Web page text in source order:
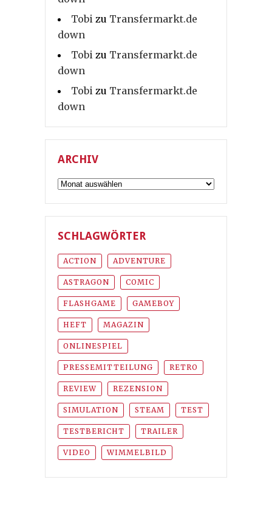
Tobi zu Transfermarkt.de
down
Tobi zu Transfermarkt.de
down
Tobi zu Transfermarkt.de
down
ARCHIV
Archiv
SCHLAGWÖRTER
ACTION ADVENTURE
ASTRAGON COMIC
FLASHGAME GAMEBOY
HEFT MAGAZIN
ONLINESPIEL
PRESSEMITTEILUNG RETRO
REVIEW REZENSION
SIMULATION STEAM TEST
TESTBERICHT TRAILER
VIDEO WIMMELBILD